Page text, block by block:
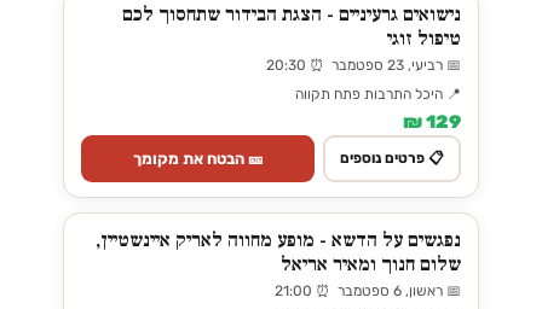
נישואים גרעיניים - הצגת הבידור שתחסוך לכם
טיפול זוגי
📅 רביעי, 23 ספטמבר ⏰ 20:30
📍 היכל התרבות פתח תקווה
129 ₪
📋 פרטים נוספים 🎫 הבטח את מקומך
נפגשים על הדשא - מופע מחווה לאריק איינשטיין,
שלום חנוך ומאיר אריאל
📅 ראשון, 6 ספטמבר ⏰ 21:00